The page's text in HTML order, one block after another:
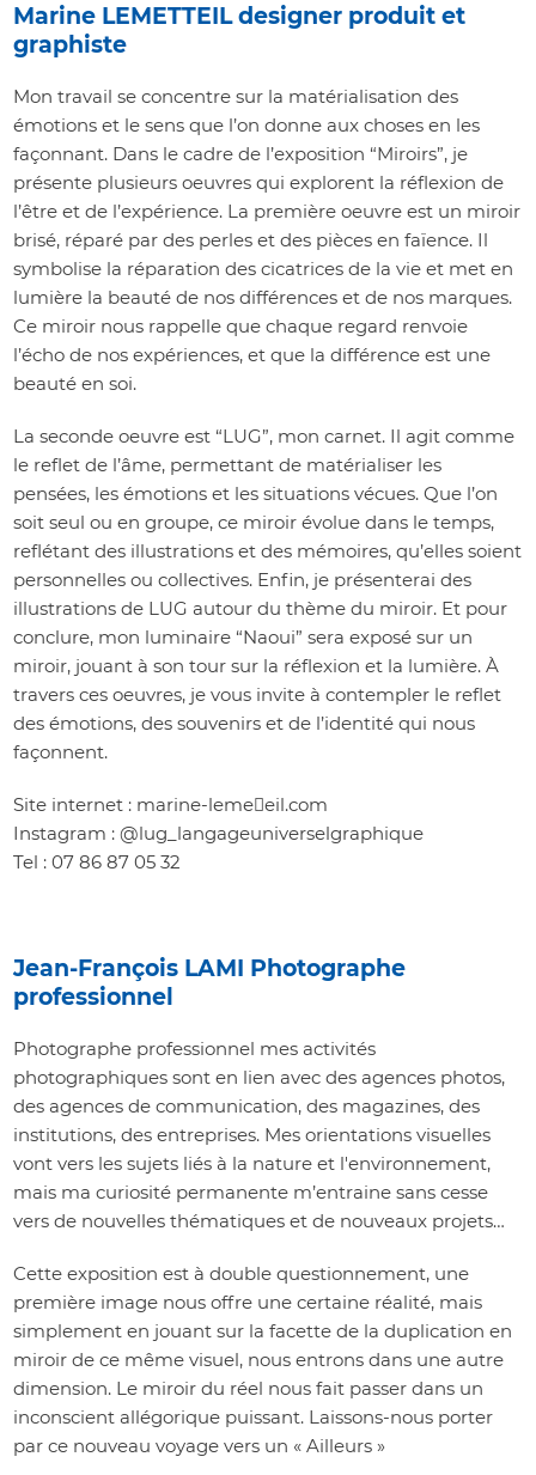
Marine LEMETTEIL designer produit et
graphiste
Mon travail se concentre sur la matérialisation des
émotions et le sens que l’on donne aux choses en les
façonnant. Dans le cadre de l’exposition “Miroirs”, je
présente plusieurs oeuvres qui explorent la réflexion de
l’être et de l’expérience. La première oeuvre est un miroir
brisé, réparé par des perles et des pièces en faïence. Il
symbolise la réparation des cicatrices de la vie et met en
lumière la beauté de nos différences et de nos marques.
Ce miroir nous rappelle que chaque regard renvoie
l’écho de nos expériences, et que la différence est une
beauté en soi.
La seconde oeuvre est “LUG”, mon carnet. Il agit comme
le reflet de l’âme, permettant de matérialiser les
pensées, les émotions et les situations vécues. Que l’on
soit seul ou en groupe, ce miroir évolue dans le temps,
reflétant des illustrations et des mémoires, qu’elles soient
personnelles ou collectives. Enfin, je présenterai des
illustrations de LUG autour du thème du miroir. Et pour
conclure, mon luminaire “Naoui” sera exposé sur un
miroir, jouant à son tour sur la réflexion et la lumière. À
travers ces oeuvres, je vous invite à contempler le reflet
des émotions, des souvenirs et de l’identité qui nous
façonnent.
Site internet : marine-leme􀆩eil.com
Instagram : @lug_langageuniverselgraphique
Tel : 07 86 87 05 32
Jean-François LAMI Photographe
professionnel
Photographe professionnel mes activités
photographiques sont en lien avec des agences photos,
des agences de communication, des magazines, des
institutions, des entreprises. Mes orientations visuelles
vont vers les sujets liés à la nature et l'environnement,
mais ma curiosité permanente m’entraine sans cesse
vers de nouvelles thématiques et de nouveaux projets…
Cette exposition est à double questionnement, une
première image nous offre une certaine réalité, mais
simplement en jouant sur la facette de la duplication en
miroir de ce même visuel, nous entrons dans une autre
dimension. Le miroir du réel nous fait passer dans un
inconscient allégorique puissant. Laissons-nous porter
par ce nouveau voyage vers un « Ailleurs »